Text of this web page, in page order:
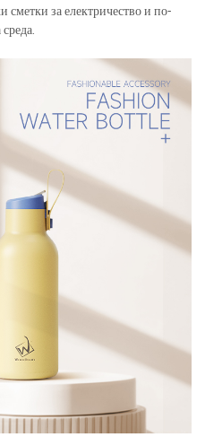
сметки за електричество и по-